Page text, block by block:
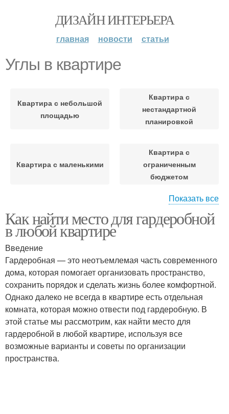
ДИЗАЙН ИНТЕРЬЕРА
главная новости статьи
Углы в квартире
Квартира с небольшой
площадью
Квартира с
нестандартной
планировкой
Квартира с маленькими
Квартира с
ограниченным
бюджетом
Квартира с учетом Стены в квартире
Ровные углы Углы в интерьере
Пустой угол Угол в интерьере
Показать все
Как найти место для гардеробной
в любой квартире
Введение
Гардеробная — это неотъемлемая часть современного
дома, которая помогает организовать пространство,
сохранить порядок и сделать жизнь более комфортной.
Однако далеко не всегда в квартире есть отдельная
комната, которая можно отвести под гардеробную. В
этой статье мы рассмотрим, как найти место для
гардеробной в любой квартире, используя все
возможные варианты и советы по организации
пространства.